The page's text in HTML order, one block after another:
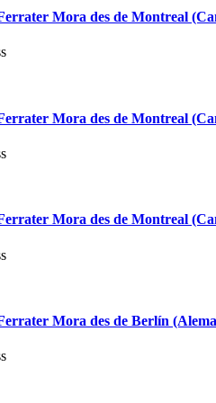
Mora des de Montreal
Mora des de Montreal
Mora des de Montreal
Mora des de Berlín